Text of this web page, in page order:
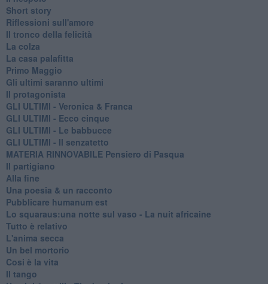
Short story
Riflessioni sull'amore
Il tronco della felicità
La colza
La casa palafitta
Primo Maggio
Gli ultimi saranno ultimi
Il protagonista
GLI ULTIMI - Veronica & Franca
GLI ULTIMI - Ecco cinque
GLI ULTIMI - Le babbucce
GLI ULTIMI - Il senzatetto
MATERIA RINNOVABILE Pensiero di Pasqua
Il partigiano
Alla fine
Una poesia & un racconto
Pubblicare humanum est
Lo squaraus:una notte sul vaso - La nuit africaine
Tutto è relativo
L'anima secca
Un bel mortorio
Cosi è la vita
Il tango